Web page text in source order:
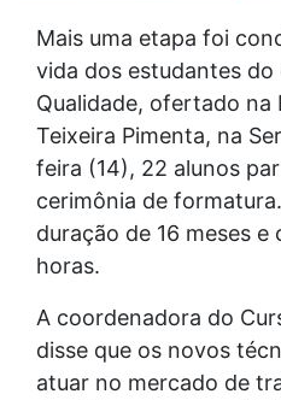
Mais uma etapa foi
vida dos estudantes
Qualidade, ofertado na
Teixeira Pimenta, na
feira (14), 22 alunos
cerimônia de
duração de 16 meses
horas.
A coordenadora do
disse que os novos
atuar no mercado de